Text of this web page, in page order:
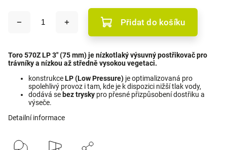
Přidat do košíku
Toro 570Z LP 3" (75 mm) je nízkotlaký výsuvný postřikovač pro
trávníky a nízkou až středně vysokou vegetaci.
konstrukceLP (Low Pressure) je optimalizovaná pro
spolehlivý provoz i tam, kde je k dispozici nižší tlak vody,
dodává se bez trysky pro přesné přizpůsobení dostřiku a
výseče.
Detailní informace